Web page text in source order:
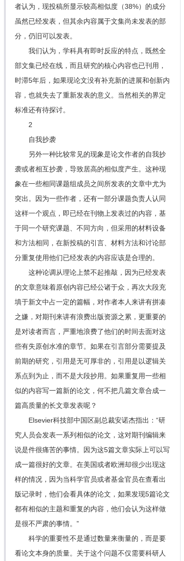
者认为，现投稿所显示较高相似度（38%）的成分
虽然已经发表，但其余内容属于文集尚未发表的部
分，仍旧可以发表。
我们认为，学科具有即时反应的特点，既然全
部文集已经在线，而且研究的核心内容也已刊用，
时滞5年后，如果现论文没有补充新的进展和创新内
容，也就失去了重新发表的意义。当然相关的界定
标准还有待探讨。
2
自我抄袭
另外一种比较常见的现象是论文作者的自我抄
袭或者相互抄袭，导致居高的相似度产生。这种现
象在一些相同课题组成员之间所发表的文章中尤为
突出。因为一些作者，还有一部分课题负责人认同
这样一个观点，即已经在刊物上发表过的内容，基
于同一个研究课题、不同方向，但采用的材料设备
和方法相同，在新投稿的引言、材料方法和讨论部
分重复使用他们已经发表的内容应该是合理的。
这种论调从理论上禁不起推敲，因为已经发表
的文章意味着原创内容已经公诸于众，再次大段充
填于新文中占一定的篇幅，对作者本人来讲有拼凑
之嫌，对期刊来讲有浪费出版资源之累，更重要的
是对读者而言，严重地浪费了他们的时间去面对这
些有失原创水准的章节。如果在引言部分需要提及
前期的研究，引用是无可厚非的，引用是以逻辑关
系点到为止，而不是大段抄用。如果重复用一些相
似的内容写一篇新的论文，何不把几篇文章合成一
篇高质量的长文章发表呢？
Elsevier科技部中国区副总裁安诺杰指出：“研
究人员会发表一系列相似的论文，这对期刊编辑来
说是件很痛苦的事情。因为这5篇文章实际上可以写
成一篇很好的文章。在美国或者欧洲却很少出现这
样的情况，因为当科学官员或者基金官员在查看出
版记录时，他们会看具体的论文，如果发现5篇论文
都有相似的主题和重复的内容，他们会认为这样做
是很不严肃的事情。”
科学的重要性不是通过数量来衡量的，而是要
看论文本身的质量。关于这个问题不仅需要科研人